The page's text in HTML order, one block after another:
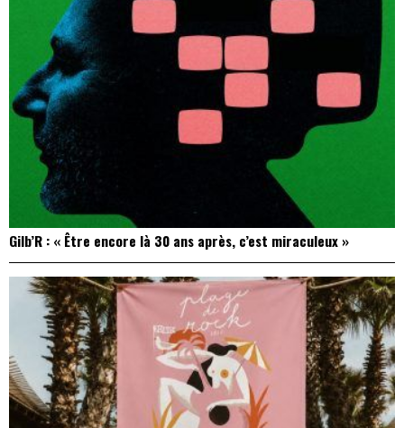
Gilb’R : « Être encore là 30 ans après, c’est miraculeux »